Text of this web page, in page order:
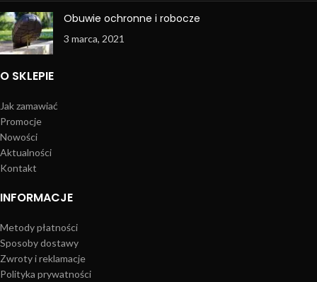
Obuwie ochronne i robocze
3 marca, 2021
O SKLEPIE
Jak zamawiać
Promocje
Nowości
Aktualności
Kontakt
INFORMACJE
Metody płatności
Sposoby dostawy
Zwroty i reklamacje
Polityka prywatności